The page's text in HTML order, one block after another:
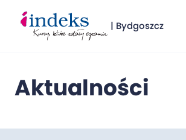
| Bydgoszcz
Aktualności